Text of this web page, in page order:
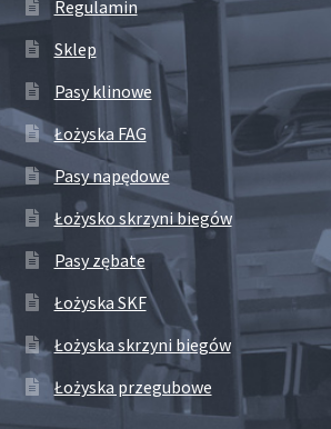
Regulamin
Sklep
Pasy klinowe
Łożyska FAG
Pasy napędowe
Łożysko skrzyni biegów
Pasy zębate
Łożyska SKF
Łożyska skrzyni biegów
Łożyska przegubowe